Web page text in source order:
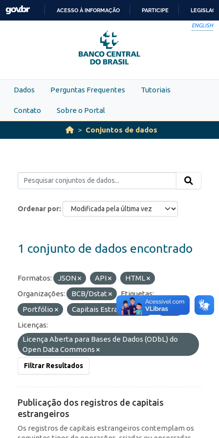
Skip to main content
PARA
O
CONTEÚDO
ACESSO À INFORMAÇÃO PARTICIPE
ENGLISH
Dados Perguntas Frequentes Tutoriais
Contato Sobre o Portal
Conjuntos de dados
Ordenar por
1 conjunto de dados encontrado
Formatos: JSON API
HTML
Organizações:
BCB/Dstat
Etiquetas:
Portfólio
Capitais Estrangeiros
IED
Licenças:
Licença Aberta para Bases de Dados (ODbL) do
Open Data Commons
Filtrar Resultados
Publicação dos registros de capitais
estrangeiros
Os registros de capitais estrangeiros contemplam os